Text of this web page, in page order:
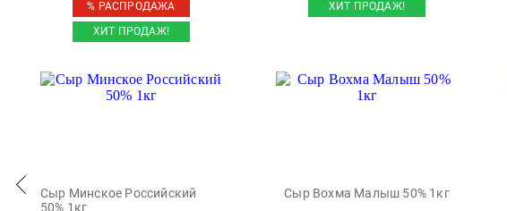
% РАСПРОДАЖА
ХИТ ПРОДАЖ!
Сыр Минское Российский
50% 1кг
ХИТ ПРОДАЖ!
Сыр Вохма Малыш 50% 1кг